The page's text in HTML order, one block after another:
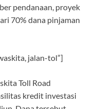
pendanaan, proyek
70% dana pinjaman
jalan-tol”]
Toll Road
kredit investasi